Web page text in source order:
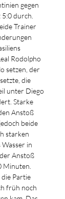
gegen
durch.
Trainer
Rodolpho
setzen, der
die
unter Diego
Starke
Anstoß
beide
starken
in
Anstoß
Minuten.
Partie
früh noch